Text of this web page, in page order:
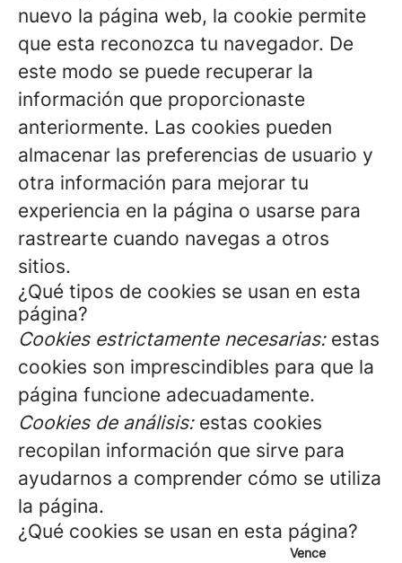
nuevo la página web, la cookie permite
que esta reconozca tu navegador. De
este modo se puede recuperar la
información que proporcionaste
anteriormente. Las cookies pueden
almacenar las preferencias de usuario y
otra información para mejorar tu
experiencia en la página o usarse para
rastrearte cuando navegas a otros
sitios.
¿Qué tipos de cookies se usan en esta
página?
Cookies estrictamente necesarias:estas
cookies son imprescindibles para que la
página funcione adecuadamente.
Cookies de análisis:estas cookies
recopilan información que sirve para
ayudarnos a comprender cómo se utiliza
la página.
¿Qué cookies se usan en esta página?
Vence